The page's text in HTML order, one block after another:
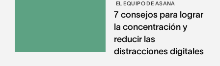
EL EQUIPO DE ASANA
7 consejos para lograr
la concentración y
reducir las
distracciones digitales